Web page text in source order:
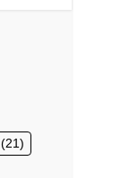
(21)